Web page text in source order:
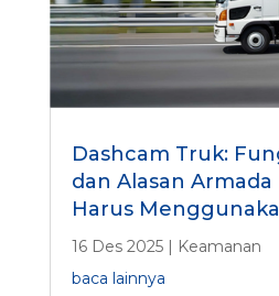
Dashcam Truk:
dan Alasan
Harus
16 Des 2025| Keamanan
baca lainnya